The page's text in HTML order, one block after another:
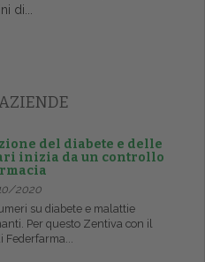
di...
del diabete e delle
inizia da un controllo
2020
su diabete e malattie
Per questo Zentiva con il
Federfarma...